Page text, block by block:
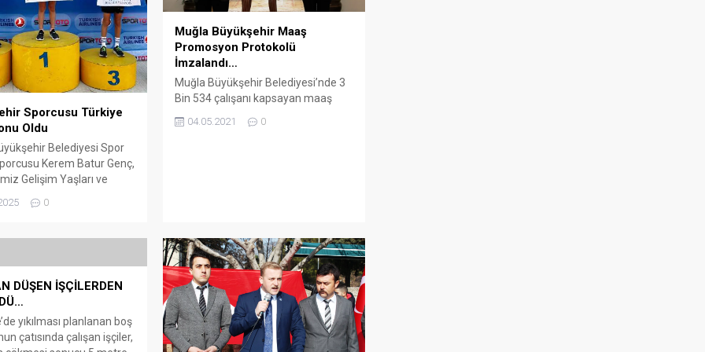
Sporcusu Türkiye
Oldu
Belediyesi Spor
Kerem Batur Genç,
Gelişim Yaşları ve
Türkiye
Muğla Büyükşehir
Ankara’da düzenlenen
Pentatlon
Geleceğimiz Gelişim
Pentatlon Türkiye...
0
Muğla Büyükşehir Maaş
Promosyon Protokolü
İmzalandı…
Muğla Büyükşehir Belediyesi’nde 3
Bin 534 çalışanı kapsayan maaş
promosyon protokolü imzalandı.
Arena Bodrum Haber – Maaş
seferde çalışanların hesabına
yatırılacak. Muğla Büyükşehir
Belediyesi’nin MUBEP, MUTTAŞ,...
04.05.2021 0
DÜŞEN İŞÇİLERDEN
yıkılması planlanan boş
çatısında çalışan işçiler,